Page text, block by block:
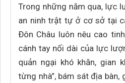
Trong những năm qua, lực
an ninh trật tự ở cơ sở tại
Đôn Châu luôn nêu cao
cánh tay nối dài của lực
quản ngại khó khăn, gian
từng nhà”, bám sát địa bàn,